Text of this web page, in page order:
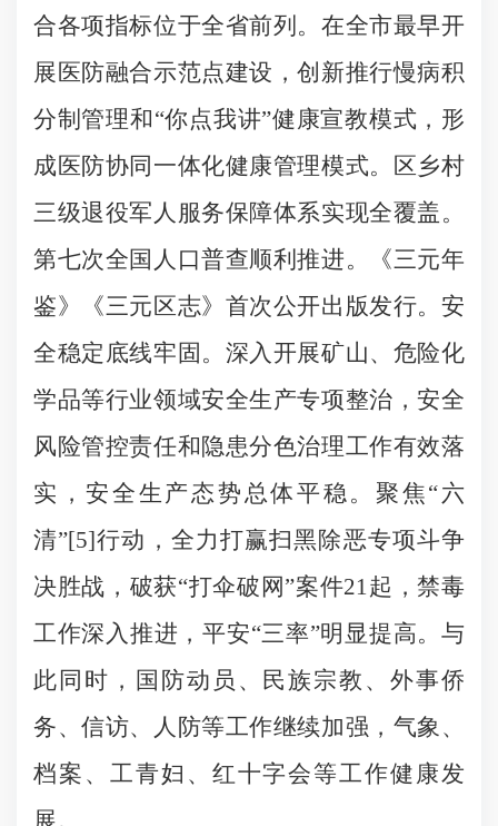
合各项指标位于全省前列。在全市最早开
展医防融合示范点建设，创新推行慢病积
分制管理和“你点我讲”健康宣教模式，形
成医防协同一体化健康管理模式。区乡村
三级退役军人服务保障体系实现全覆盖。
第七次全国人口普查顺利推进。《三元年
鉴》《三元区志》首次公开出版发行。安
全稳定底线牢固。深入开展矿山、危险化
学品等行业领域安全生产专项整治，安全
风险管控责任和隐患分色治理工作有效落
实，安全生产态势总体平稳。聚焦“六
清”[5]行动，全力打赢扫黑除恶专项斗争
决胜战，破获“打伞破网”案件21起，禁毒
工作深入推进，平安“三率”明显提高。与
此同时，国防动员、民族宗教、外事侨
务、信访、人防等工作继续加强，气象、
档案、工青妇、红十字会等工作健康发
展。